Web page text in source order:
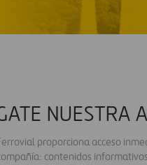
NUESTRA
proporciona acceso
contenidos